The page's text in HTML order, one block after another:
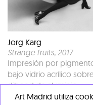
Jorg Karg
Strange fruits, 2017
Impresión por
bajo vidrio acrílico
dibond de aluminio
80 x 74 x 3 cm
Art Madrid utiliza